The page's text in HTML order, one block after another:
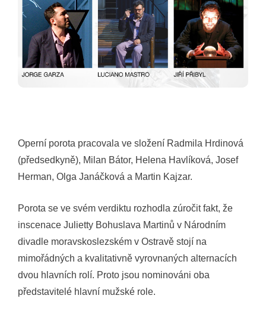
Operní porota pracovala ve složení Radmila Hrdinová
(předsedkyně), Milan Bátor, Helena Havlíková, Josef
Herman, Olga Janáčková a Martin Kajzar.
Porota se ve svém verdiktu rozhodla zúročit fakt, že
inscenace Julietty Bohuslava Martinů v Národním
divadle moravskoslezském v Ostravě stojí na
mimořádných a kvalitativně vyrovnaných alternacích
dvou hlavních rolí. Proto jsou nominováni oba
představitelé hlavní mužské role.